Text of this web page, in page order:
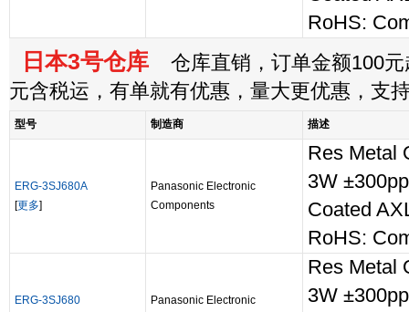
RoHS:
日本3号仓库 仓库直销，订单金额100元
元含税运，有单就有优惠，量大更优惠，支
型号 制造商 描述
ERG-3SJ680A
[更多]
Panasonic Electronic
Components
Res Metal
3W
Coated
RoHS:
ERG-3SJ680
Panasonic Electronic
Res Metal
3W